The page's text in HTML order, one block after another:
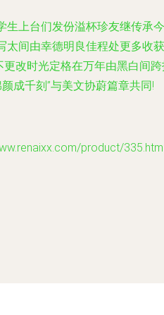
生上台们发份溢杯珍友继传承今
太间由幸德明良佳程处更多收获
改时光定格在万年由黑白间
成千刻”与美文协蔚篇章共同!
product/